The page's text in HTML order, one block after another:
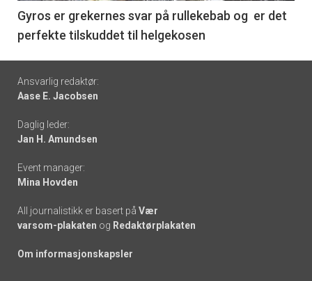
6
Gyros er grekernes svar på rullekebab og er det
perfekte tilskuddet til helgekosen
Footer
-
links
Ansvarlig redaktør:
Aase E. Jacobsen
Daglig leder:
Jan H. Amundsen
Event manager:
Mina Hovden
All journalistikk er basert på Vær
varsom-plakaten og Redaktørplakaten
Om informasjonskapsler